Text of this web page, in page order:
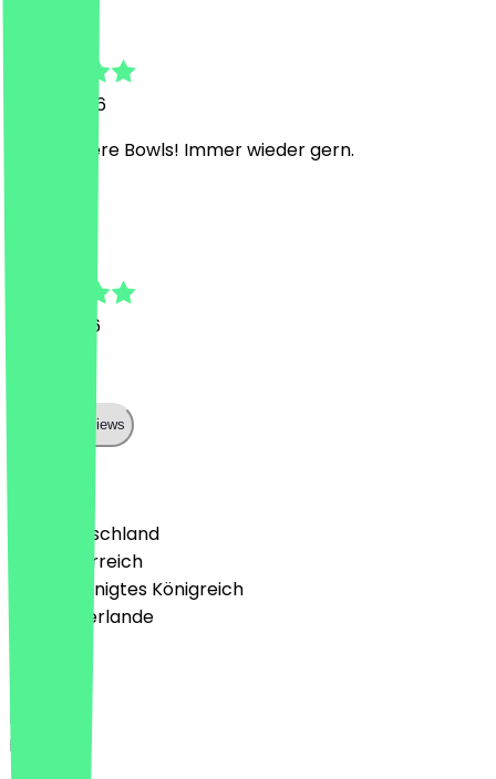
12. Juli 2026
Sehr leckere Bowls! Immer wieder gern.
3. Juli 2026
Show all reviews
🇩🇪 Deutschland
🇦🇹 Österreich
🇬🇧 Vereinigtes Königreich
🇳🇱 Niederlande
Deutsch
English